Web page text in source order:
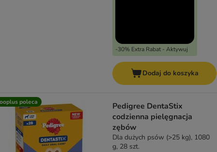
-30% Extra Rabat - Aktywuj
Dodaj do koszyka
poleca
Pedigree DentaStix
codzienna pielęgnacja
zębów
Dla dużych psów (>25 kg), 1080
g, 28 szt.